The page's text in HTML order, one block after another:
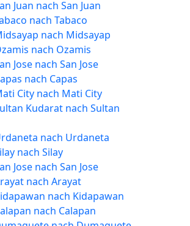
Juan nach San Juan
nach Tabaco
nach Midsayap
nach Ozamis
Jose nach San Jose
nach Capas
City nach Mati City
Kudarat nach Sultan
nach Urdaneta
nach Silay
Jose nach San Jose
nach Arayat
nach Kidapawan
nach Calapan